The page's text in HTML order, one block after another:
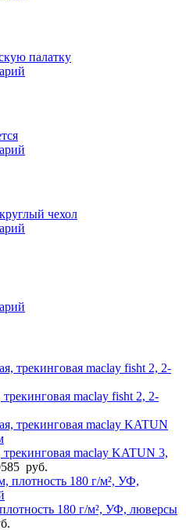
палатку
чехол
maclay fisht 2, 2-
трекинговая maclay KATUN 3,
руб.
180 г/м², УФ, люверсы